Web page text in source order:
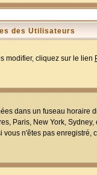
des Utilisateurs
modifier, cliquez sur le lien
dans un fuseau horaire
Paris, New York,
n'êtes pas